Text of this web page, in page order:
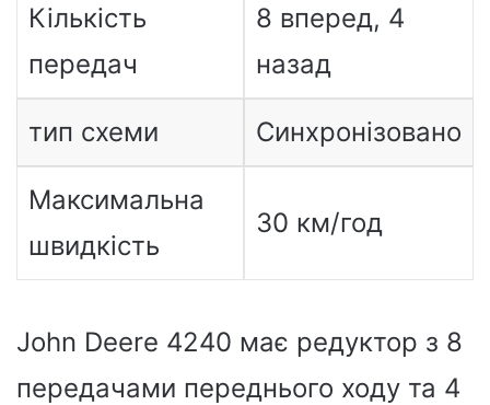
Кількість
передач
8 вперед, 4
назад
тип схеми Синхронізовано
Максимальна
швидкість
30 км/год
John Deere 4240 має редуктор з 8
передачами переднього ходу та 4